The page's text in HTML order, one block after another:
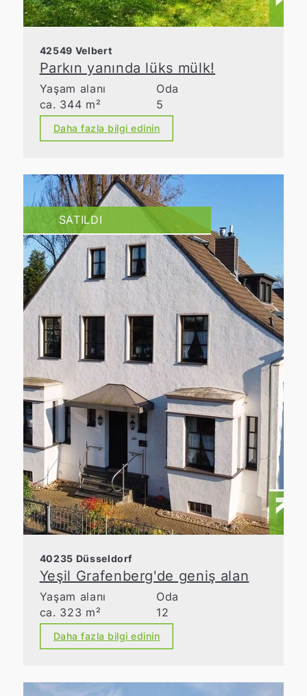
42549 Velbert
Parkın yanında lüks mülk!
Yaşam alanı
ca. 344 m²
Oda
5
Daha fazla bilgi edinin
SATILDI
40235 Düsseldorf
Yeşil Grafenberg'de geniş alan
Yaşam alanı
ca. 323 m²
Oda
12
Daha fazla bilgi edinin